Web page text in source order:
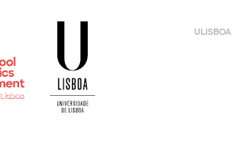
ULISBOA